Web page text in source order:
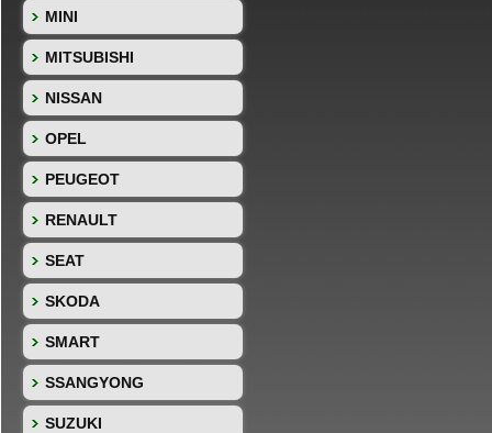
MINI
MITSUBISHI
NISSAN
OPEL
PEUGEOT
RENAULT
SEAT
SKODA
SMART
SSANGYONG
SUZUKI